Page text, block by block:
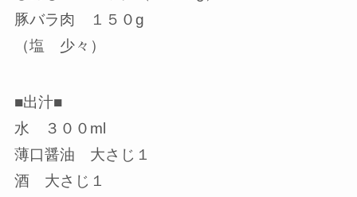
豚バラ肉 １５０g
（塩 少々）
■出汁■
水 ３００ml
薄口醤油 大さじ１
酒 大さじ１